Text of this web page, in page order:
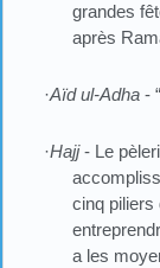
grandes
après
·Aïd ul-Adha -
·Hajj- Le
cinq piliers
a les